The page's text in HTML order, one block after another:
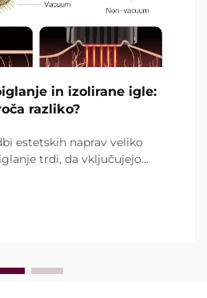
in izolirane igle:
razliko?
estetskih naprav veliko
trdi, da vključujejo
funkcije sploh obstajajo,
delujejo med kliničnim